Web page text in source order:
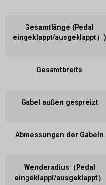
Gesamtlänge (Pedal
eingeklappt/ausgeklappt）)
Gesamtbreite
Gabel außen gespreizt
Abmessungen der Gabeln
Wenderadius（Pedal
eingeklappt/ausgeklappt）